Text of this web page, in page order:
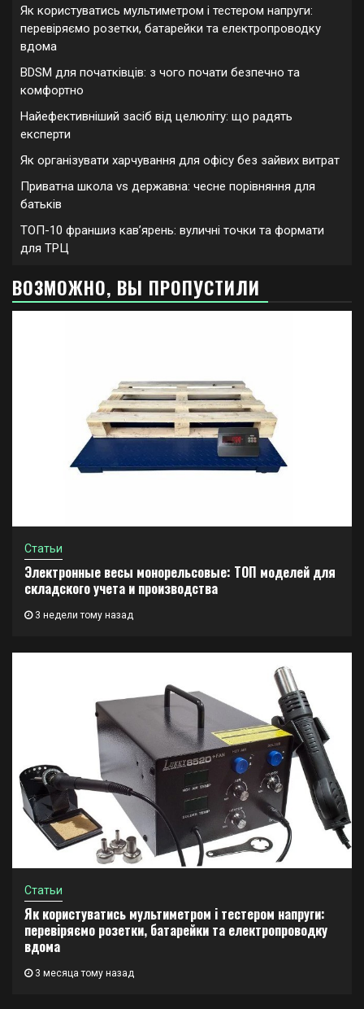
Як користуватись мультиметром і тестером напруги:
перевіряємо розетки, батарейки та електропроводку
вдома
BDSM для початківців: з чого почати безпечно та
комфортно
Найефективніший засіб від целюліту: що радять
експерти
Як організувати харчування для офісу без зайвих витрат
Приватна школа vs державна: чесне порівняння для
батьків
ТОП-10 франшиз кавʼярень: вуличні точки та формати
для ТРЦ
ВОЗМОЖНО, ВЫ ПРОПУСТИЛИ
Статьи
Электронные весы монорельсовые: ТОП моделей для
складского учета и производства
3 недели тому назад
Статьи
Як користуватись мультиметром і тестером напруги:
перевіряємо розетки, батарейки та електропроводку
вдома
3 месяца тому назад